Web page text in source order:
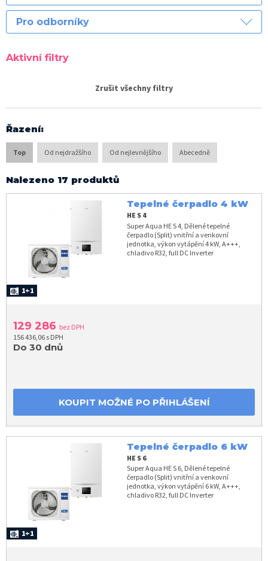
Pro odborníky
Aktivní filtry
Zrušit všechny filtry
Řazení:
Top Od nejdražšího Od nejlevnějšího Abecedně
Nalezeno 17 produktů
Tepelné čerpadlo 4 kW
HE S 4
Super Aqua HE S 4, Dělené tepelné
čerpadlo (Split) vnitřní a venkovní
jednotka, výkon vytápění 4 kW, A+++,
chladivo R32, full DC Inverter
1+1
129 286 bez DPH
156 436,06 s DPH
Do 30 dnů
KOUPIT MOŽNÉ PO PŘIHLÁŠENÍ
Tepelné čerpadlo 6 kW
HE S 6
Super Aqua HE S 6, Dělené tepelné
čerpadlo (Split) vnitřní a venkovní
jednotka, výkon vytápění 6 kW, A+++,
chladivo R32, full DC Inverter
1+1